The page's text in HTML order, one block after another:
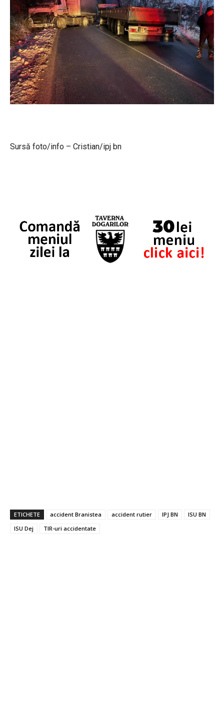
Sursă foto/info – Cristian/ipj bn
ETICHETE accident Branistea accident rutier IPJ BN
ISU BN
ISU Dej
TIR-uri accidentate